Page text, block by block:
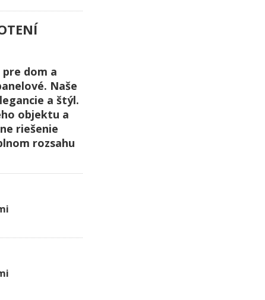
dom a
Naše
a štýl.
objektu a
riešenie
rozsahu